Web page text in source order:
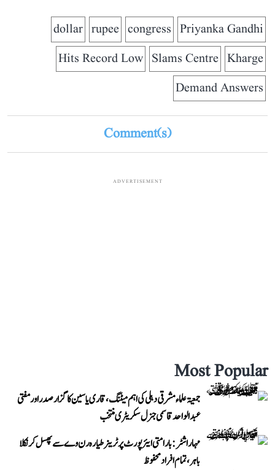
Priyanka Gandhi
congress
rupee
dollar
Kharge
Slams Centre
Hits Record Low
Demand Answers
Comment(s)
ADVERTISEMENT
Most Popular
جمعیۃ علماء مشرقی دہلی کی اہم میٹنگ، قاری یاسین کا گزار صدر اور مفتی
عبد الواحد قاسمی جنرل سکریٹری منتخب
مہاراشٹر: بارامتی ایئرپورٹ پر ٹرینر طیارہ رن وے سے پھسل کر نکلا
باہر، تمام افراد محفوظ